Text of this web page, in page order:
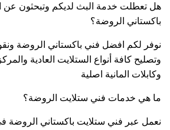
هل تعطلت خدمة البث لديكم وتبحثون
باكستاني الروضة؟
نوفر لكم افضل فني باكستاني الروضة
وتصليح كافة أنواع الستلايت العادية
وكابلات المانية اصلية
ما هي خدمات فني ستلايت الروضة؟
نعمل عبر فني ستلايت باكستاني الروضة